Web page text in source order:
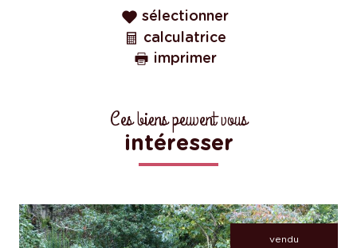
sélectionner
calculatrice
imprimer
Ces biens peuvent vous
intéresser
vendu